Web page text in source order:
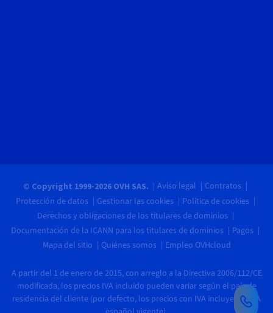
© Copyright 1999-2026 OVH SAS. Aviso legal
Contratos
Protección de datos
Gestionar las cookies
Política de cookies
Derechos y obligaciones de los titulares de dominios
Documentación de la ICANN para los titulares de dominios
Pagos
Mapa del sitio
Quiénes somos Empleo OVHcloud
A partir del 1 de enero de 2015, con arreglo a la Directiva 2006/112/CE
modificada, los precios IVA incluido pueden variar según el país de
residencia del cliente (por defecto, los precios con IVA incluyen el IVA